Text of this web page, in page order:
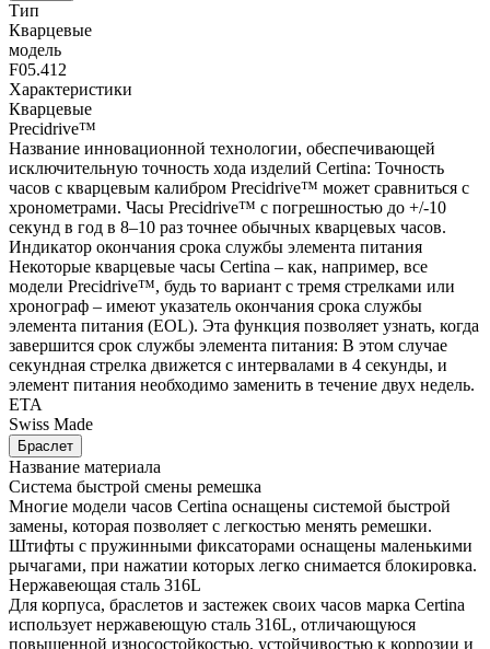
Тип
Кварцевые
модель
F05.412
Характеристики
Кварцевые
Precidrive™
Название инновационной технологии, обеспечивающей
исключительную точность хода изделий Certina: Точность
часов с кварцевым калибром Precidrive™ может сравниться с
хронометрами. Часы Precidrive™ с погрешностью до +/-10
секунд в год в 8–10 раз точнее обычных кварцевых часов.
Индикатор окончания срока службы элемента питания
Некоторые кварцевые часы Certina – как, например, все
модели Precidrive™, будь то вариант с тремя стрелками или
хронограф – имеют указатель окончания срока службы
элемента питания (EOL). Эта функция позволяет узнать, когда
завершится срок службы элемента питания: В этом случае
секундная стрелка движется с интервалами в 4 секунды, и
элемент питания необходимо заменить в течение двух недель.
ETA
Swiss Made
Браслет
Название материала
Система быстрой смены ремешка
Многие модели часов Certina оснащены системой быстрой
замены, которая позволяет с легкостью менять ремешки.
Штифты с пружинными фиксаторами оснащены маленькими
рычагами, при нажатии которых легко снимается блокировка.
Нержавеющая сталь 316L
Для корпуса, браслетов и застежек своих часов марка Certina
использует нержавеющую сталь 316L, отличающуюся
повышенной износостойкостью, устойчивостью к коррозии и